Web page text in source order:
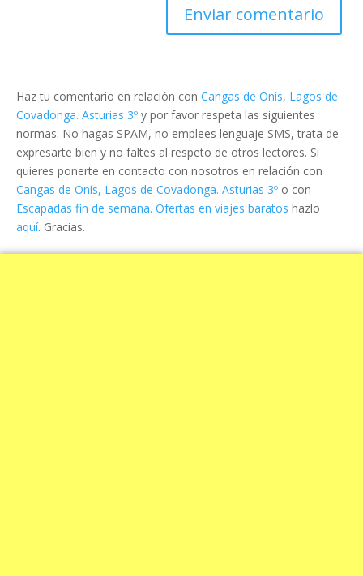
Haz tu comentario en relación con Cangas de Onís, Lagos de
Covadonga. Asturias 3º y por favor respeta las siguientes
normas: No hagas SPAM, no emplees lenguaje SMS, trata de
expresarte bien y no faltes al respeto de otros lectores. Si
quieres ponerte en contacto con nosotros en relación con
Cangas de Onís, Lagos de Covadonga. Asturias 3º o con
Escapadas fin de semana. Ofertas en viajes baratos hazlo
aquí. Gracias.